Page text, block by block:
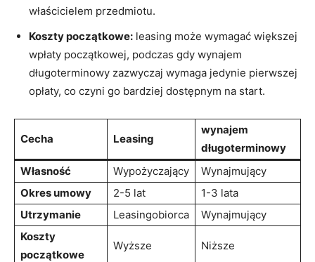
właścicielem przedmiotu.
Koszty ⁢początkowe: ⁣leasing​ może wymagać większej
wpłaty początkowej, podczas gdy ‍wynajem⁢
długoterminowy zazwyczaj ⁢wymaga jedynie pierwszej
opłaty, co czyni go bardziej dostępnym‍ na start.
Cecha Leasing
wynajem
długoterminowy
Własność
Wypożyczający
Wynajmujący
Okres umowy
2-5 ⁤lat
1-3 lata
Utrzymanie
Leasingobiorca
Wynajmujący
Koszty
początkowe
Wyższe Niższe